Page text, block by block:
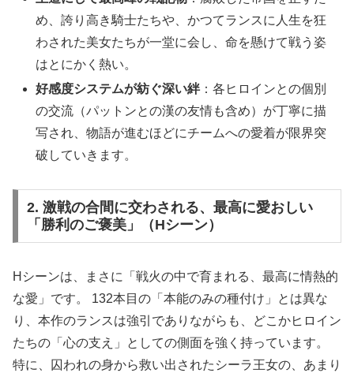
め、誇り高き騎士たちや、かつてランスに人生を狂
わされた美女たちが一堂に会し、命を懸けて戦う姿
はとにかく熱い。
好感度システムが紡ぐ深い絆：各ヒロインとの個別
の交流（パットンとの漢の友情も含め）が丁寧に描
写され、物語が進むほどにチームへの愛着が限界突
破していきます。
2. 激戦の合間に交わされる、最高に愛おしい
「勝利のご褒美」（Hシーン）
Hシーンは、まさに「戦火の中で育まれる、最高に情熱的
な愛」です。 132本目の「本能のみの種付け」とは異な
り、本作のランスは強引でありながらも、どこかヒロイン
たちの「心の支え」としての側面を強く持っています。
特に、囚われの身から救い出されたシーラ王女の、あまり